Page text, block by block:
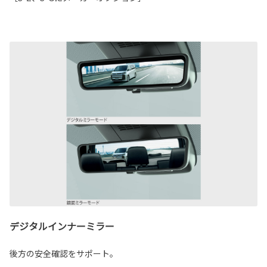
デジタルインナーミラー
後方の安全確認をサポート。